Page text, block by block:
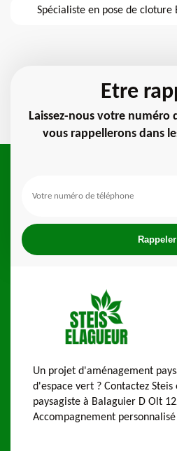
Spécialiste en pose de
Etre
Laissez-nous votre numéro
vous rappellerons dans
Un projet d'aménagement
d'espace vert ? Contactez
paysagiste à Balaguier D Olt
Accompagnement